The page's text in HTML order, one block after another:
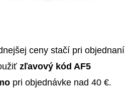
ceny stačí pri objednaní
zľavový kód AF5
pri objednávke nad 40 €.